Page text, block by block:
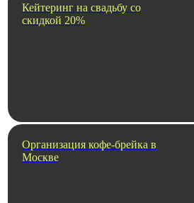
Кейтеринг на свадьбу со
скидкой 20%
Организация кофе-брейка в
Москве